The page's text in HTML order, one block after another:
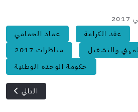
عقد الكرامة
عماد الحمامي
والتشغيل
مناظرات 2017
حكومة الوحدة الوطنية
المقال
التالي